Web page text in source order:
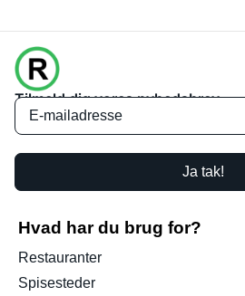
Tilmeld dig vores nyhedsbrev
Ja tak!
Hvad har du brug for?
Restauranter
Spisesteder